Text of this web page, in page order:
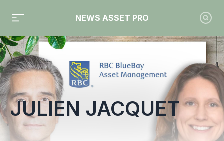
NEWS ASSET PRO
Toute l'actualité sur le tag "Julien Jacquet"
JULIEN JACQUET